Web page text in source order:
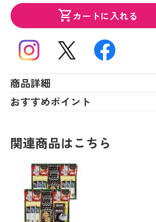
shopping_cartカートに入れる
商品詳細
おすすめポイント
関連商品はこちら